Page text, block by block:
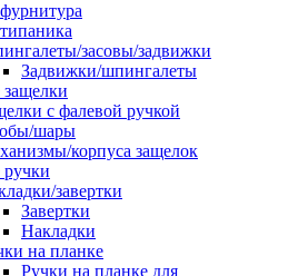
засовы/задвижки
Задвижки/шпингалеты
с фалевой ручкой
шары
корпуса защелок
завертки
Завертки
Накладки
на планке
Ручки на планке для